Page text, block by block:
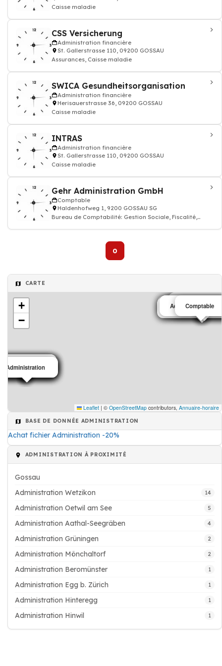
Caisse maladie
CSS Versicherung
Administration financière
St. Gallerstrasse 110, 09200 GOSSAU
Assurances, Caisse maladie
SWICA Gesundheitsorganisation
Administration financière
Herisauerstrasse 36, 09200 GOSSAU
Caisse maladie
INTRAS
Administration financière
St. Gallerstrasse 110, 09200 GOSSAU
Caisse maladie
Gehr Administration GmbH
Comptable
Haldenhofweg 1, 9200 GOSSAU SG
Bureau de Comptabilité: Gestion Sociale, Fiscalité,
0
CARTE
Administration
Administration
Administration
Administration
Administration
Administration
Administration
Administration
Administration
Administration
Administration
Administration
Administration
Administration
Administration
Administration
Administration
Comptable
+
−
Leaflet | © OpenStreetMap contributors, Annuaire-horaire
BASE DE DONNÉE ADMINISTRATION
Achat fichier Administration -20%
ADMINISTRATION À PROXIMITÉ
Gossau
Administration Wetzikon
14
Administration Oetwil am See 5
Administration Aathal-Seegräben 4
Administration Grüningen 2
Administration Mönchaltorf 2
Administration Beromünster 1
Administration Egg b. Zürich 1
Administration Hinteregg 1
Administration Hinwil 1